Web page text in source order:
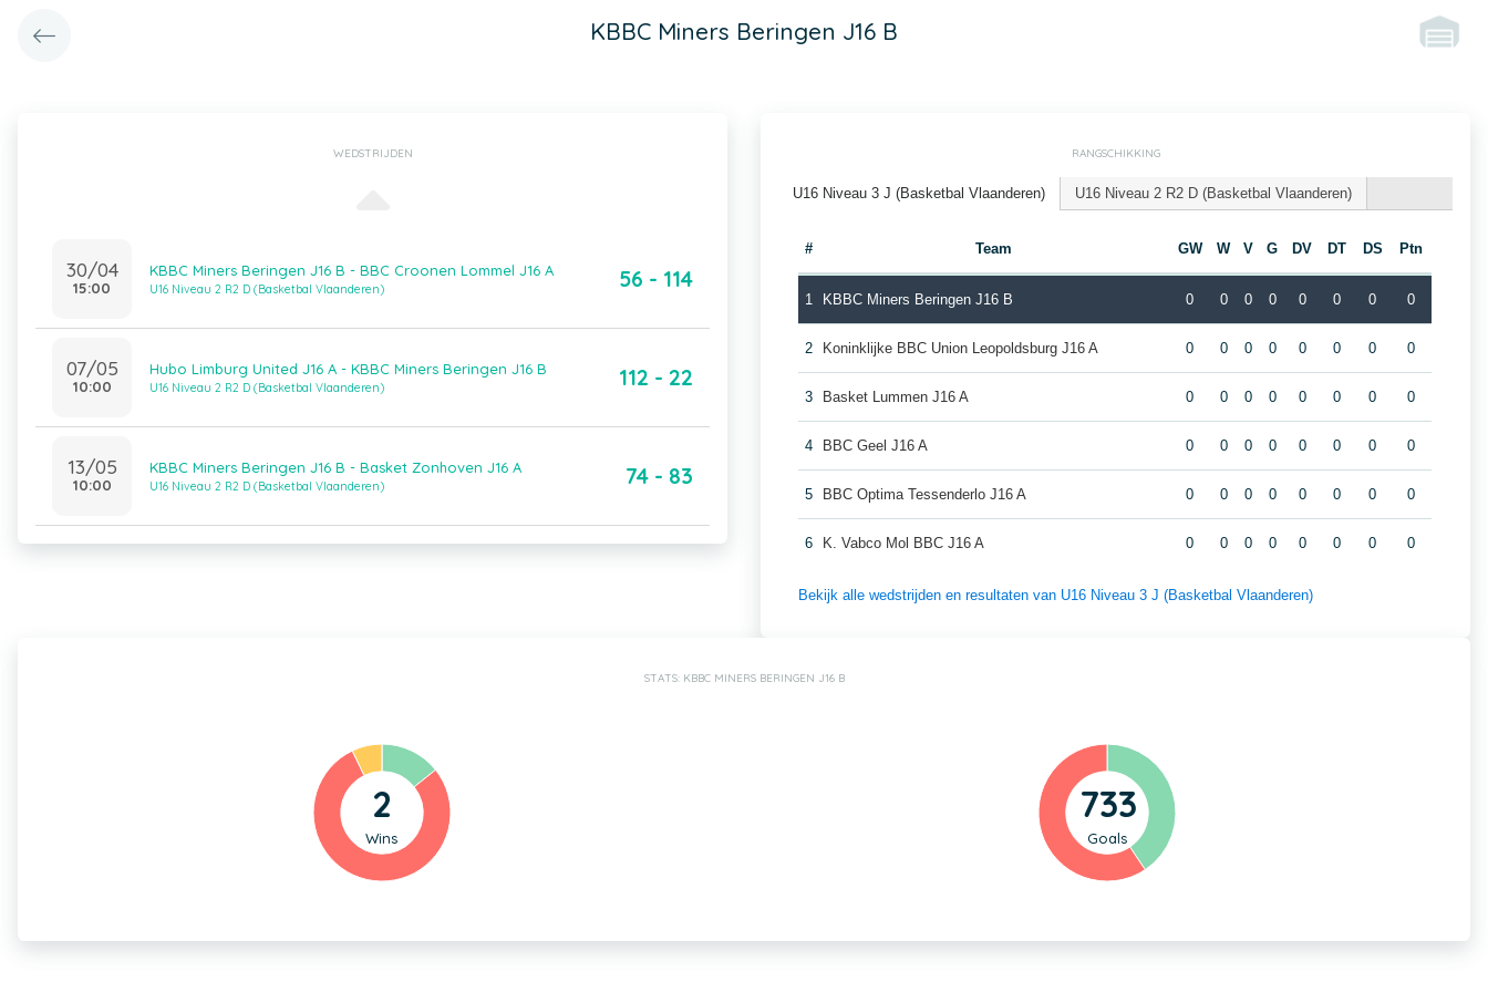
KBBC Miners Beringen J16 B
WEDSTRIJDEN
30/04
15:00
KBBC Miners Beringen J16 B - BBC Croonen Lommel J16 A
U16 Niveau 2 R2 D (Basketbal Vlaanderen) 56 - 114
07/05
10:00
Hubo Limburg United J16 A - KBBC Miners Beringen J16 B
U16 Niveau 2 R2 D (Basketbal Vlaanderen) 112 - 22
13/05
10:00
KBBC Miners Beringen J16 B - Basket Zonhoven J16 A
U16 Niveau 2 R2 D (Basketbal Vlaanderen) 74 - 83
RANGSCHIKKING
U16 Niveau 3 J (Basketbal Vlaanderen) U16 Niveau 2 R2 D (Basketbal Vlaanderen)
# Team GW W V G DV DT DS Ptn
1 KBBC Miners Beringen J16 B 0 0 0 0 0 0 0 0
2 Koninklijke BBC Union Leopoldsburg J16 A 0 0 0 0 0 0 0 0
3 Basket Lummen J16 A 0 0 0 0 0 0 0 0
4 BBC Geel J16 A 0 0 0 0 0 0 0 0
5 BBC Optima Tessenderlo J16 A 0 0 0 0 0 0 0 0
6 K. Vabco Mol BBC J16 A 0 0 0 0 0 0 0 0
Bekijk alle wedstrijden en resultaten van U16 Niveau 3 J (Basketbal Vlaanderen)
STATS: KBBC MINERS BERINGEN J16 B
2
Wins
733
Goals